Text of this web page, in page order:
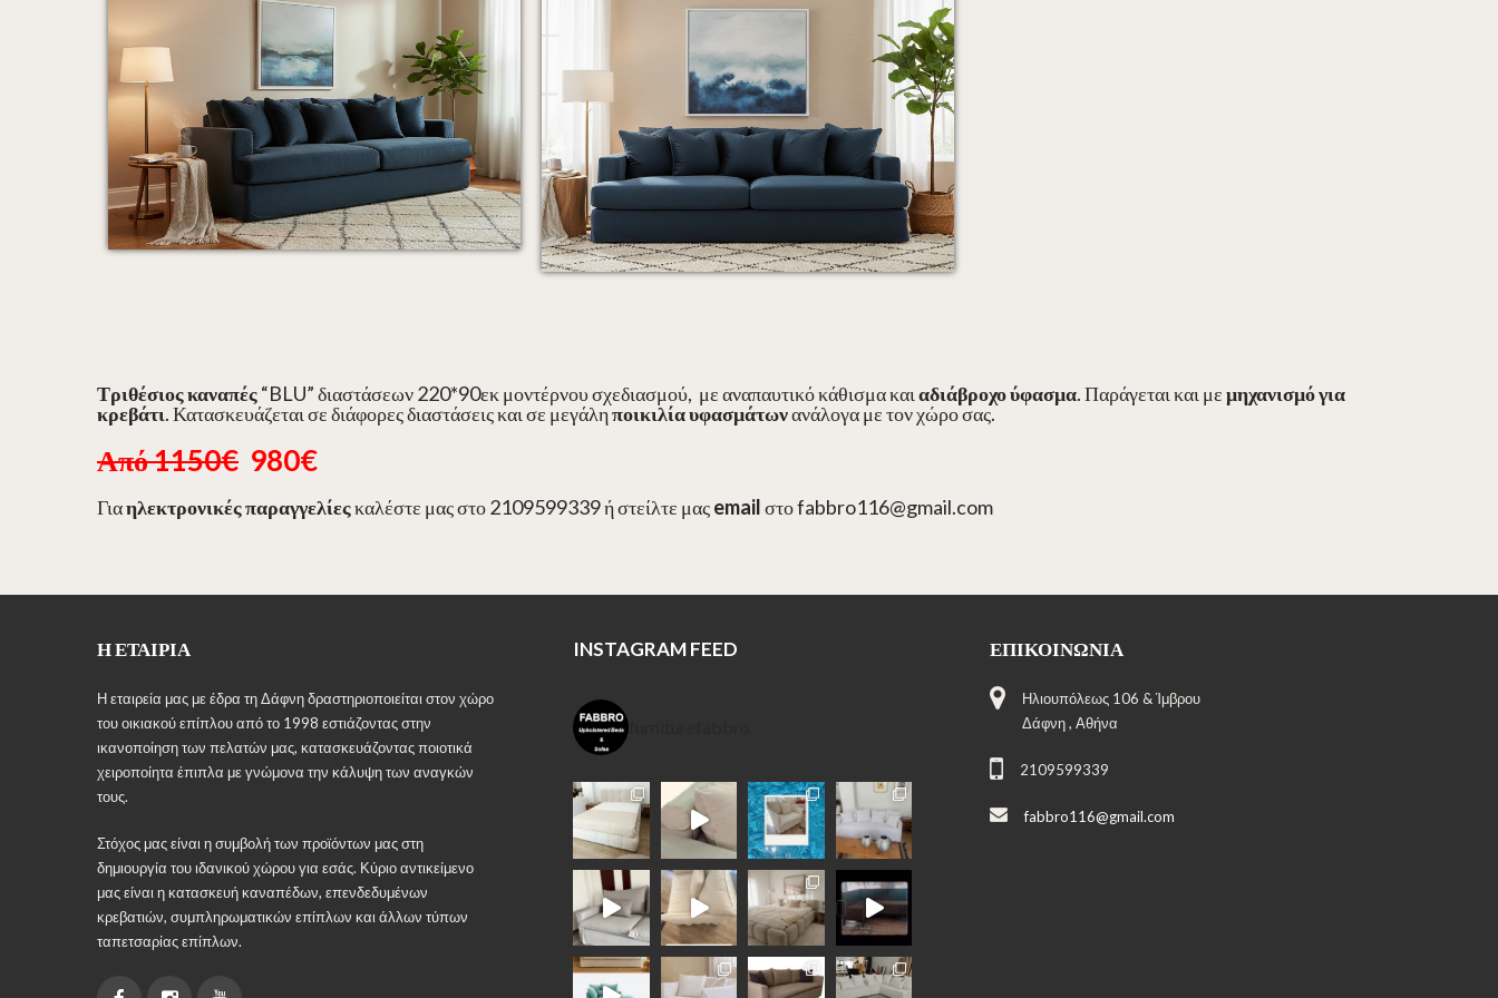
Τριθέσιος καναπές“BLU” διαστάσεων 220*90εκ μοντέρνου σχεδιασμού, με αναπαυτικό κάθισμα καιαδιάβροχο ύφασμα. Παράγεται και μεμηχανισμό για
κρεβάτι. Κατασκευάζεται σε διάφορες διαστάσεις και σε μεγάληποικιλία υφασμάτωνανάλογα με τον χώρο σας.
Από 1150€ 980€
Γιαηλεκτρονικές παραγγελίεςκαλέστε μας στο 2109599339 ή στείλτε μαςemailστο fabbro116@gmail.com
Η ΕΤΑΙΡΊΑ
Η εταιρεία μας με έδρα τη Δάφνη δραστηριοποιείται στον χώρο
του οικιακού επίπλου από το 1998 εστιάζοντας στην
ικανοποίηση των πελατών μας, κατασκευάζοντας ποιοτικά
χειροποίητα έπιπλα με γνώμονα την κάλυψη των αναγκών
τους.
Στόχος μας είναι η συμβολή των προϊόντων μας στη
δημιουργία του ιδανικού χώρου για εσάς. Κύριο αντικείμενο
μας είναι η κατασκευή καναπέδων, επενδεδυμένων
κρεβατιών, συμπληρωματικών επίπλων και άλλων τύπων
ταπετσαρίας επίπλων.
INSTAGRAM FEED ΕΠΙΚΟΙΝΩΝΊΑ
Ηλιουπόλεως 106 & Ίμβρου
Δάφνη , Αθήνα
2109599339
fabbro116@gmail.com